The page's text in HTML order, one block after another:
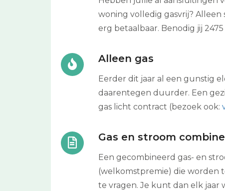
woning volledig gasvrij? Alleen
erg betaalbaar. Benodig jij
Alleen gas
Eerder dit jaar al een gunstig
daarentegen duurder. Een
gas licht contract (bezoek ook:
Gas en stroom
Een gecombineerd gas- en
(welkomstpremie) die worden
te vragen. Je kunt dan elk jaar